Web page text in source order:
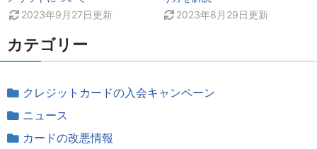
2023年9月27日更新
2023年8月29日更新
カテゴリー
クレジットカードの入会キャンペーン
ニュース
カードの改悪情報